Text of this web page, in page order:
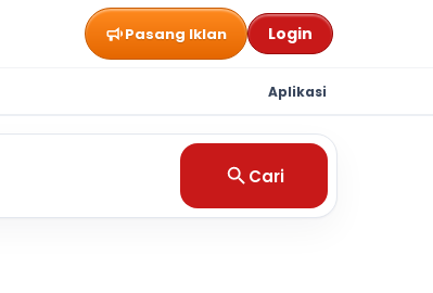
Pasang Iklan Login
Aplikasi
Cari